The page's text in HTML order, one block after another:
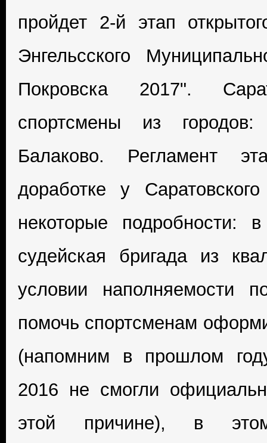
пройдет 2-й этап
Энгельсского
Покровска 2017".
спортсмены из
Балаково. Регламент
доработке у
некоторые подробности:
судейская бригада из
условии наполняемости
помочь спортсменам
(напомним в прошлом
2016 не смогли
этой причине), в